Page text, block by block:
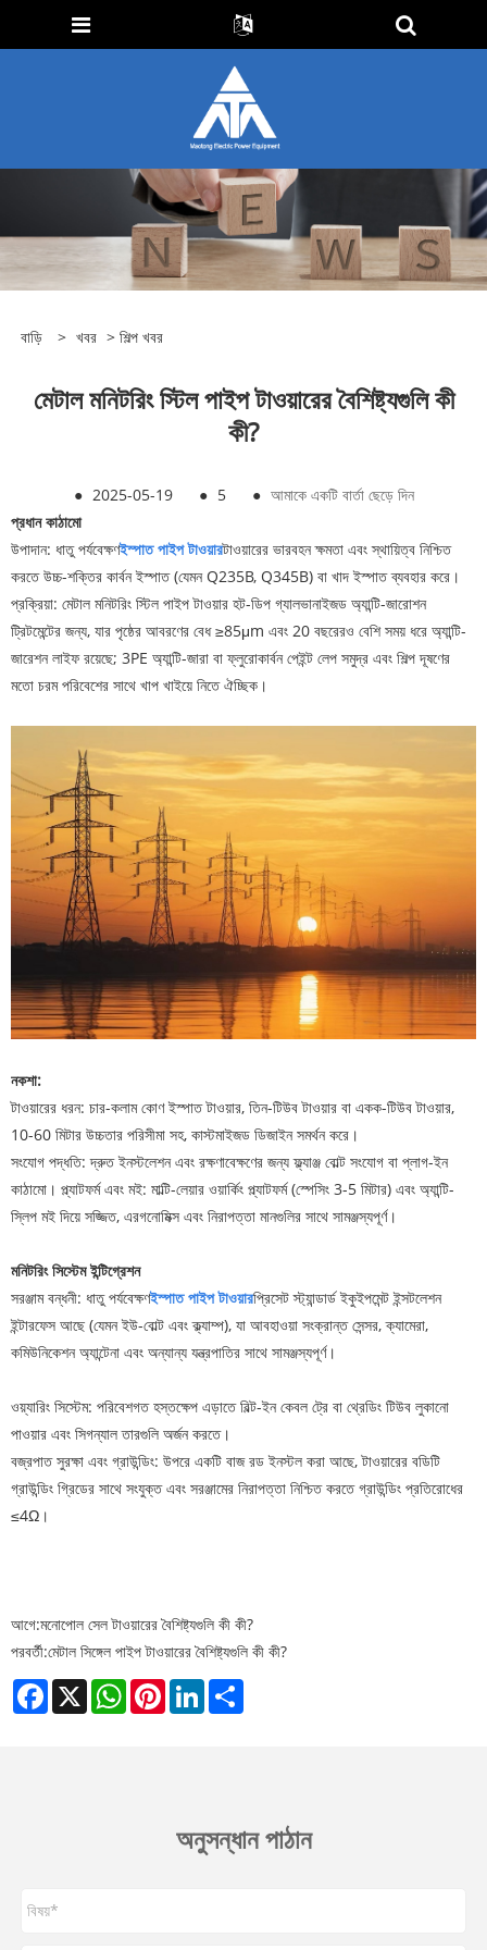
বাড়ি > খবর > শিল্প খবর
মেটাল মনিটরিং স্টিল পাইপ টাওয়ারের বৈশিষ্ট্যগুলি কী
কী?
● 2025-05-19 ● 5 ● আমাকে একটি বার্তা ছেড়ে দিন
প্রধান কাঠামো
উপাদান: ধাতু পর্যবেক্ষণইস্পাত পাইপ টাওয়ারটাওয়ারের ভারবহন ক্ষমতা এবং স্থায়িত্ব নিশ্চিত
করতে উচ্চ-শক্তির কার্বন ইস্পাত (যেমন Q235B, Q345B) বা খাদ ইস্পাত ব্যবহার করে।
প্রক্রিয়া: মেটাল মনিটরিং স্টিল পাইপ টাওয়ার হট-ডিপ গ্যালভানাইজড অ্যান্টি-জারোশন
ট্রিটমেন্টের জন্য, যার পৃষ্ঠের আবরণের বেধ ≥85μm এবং 20 বছরেরও বেশি সময় ধরে অ্যান্টি-
জারেশন লাইফ রয়েছে; 3PE অ্যান্টি-জারা বা ফ্লুরোকার্বন পেইন্ট লেপ সমুদ্র এবং শিল্প দূষণের
মতো চরম পরিবেশের সাথে খাপ খাইয়ে নিতে ঐচ্ছিক।
নকশা:
টাওয়ারের ধরন: চার-কলাম কোণ ইস্পাত টাওয়ার, তিন-টিউব টাওয়ার বা একক-টিউব টাওয়ার,
10-60 মিটার উচ্চতার পরিসীমা সহ, কাস্টমাইজড ডিজাইন সমর্থন করে।
সংযোগ পদ্ধতি: দ্রুত ইনস্টলেশন এবং রক্ষণাবেক্ষণের জন্য ফ্ল্যাঞ্জ বোল্ট সংযোগ বা প্লাগ-ইন
কাঠামো। প্ল্যাটফর্ম এবং মই: মাল্টি-লেয়ার ওয়ার্কিং প্ল্যাটফর্ম (স্পেসিং 3-5 মিটার) এবং অ্যান্টি-
স্লিপ মই দিয়ে সজ্জিত, এরগনোমিক্স এবং নিরাপত্তা মানগুলির সাথে সামঞ্জস্যপূর্ণ।
মনিটরিং সিস্টেম ইন্টিগ্রেশন
সরঞ্জাম বন্ধনী: ধাতু পর্যবেক্ষণইস্পাত পাইপ টাওয়ারপ্রিসেট স্ট্যান্ডার্ড ইকুইপমেন্ট ইন্সটলেশন
ইন্টারফেস আছে (যেমন ইউ-বোল্ট এবং ক্ল্যাম্প), যা আবহাওয়া সংক্রান্ত সেন্সর, ক্যামেরা,
কমিউনিকেশন অ্যান্টেনা এবং অন্যান্য যন্ত্রপাতির সাথে সামঞ্জস্যপূর্ণ।
ওয়্যারিং সিস্টেম: পরিবেশগত হস্তক্ষেপ এড়াতে বিল্ট-ইন কেবল ট্রে বা থ্রেডিং টিউব লুকানো
পাওয়ার এবং সিগন্যাল তারগুলি অর্জন করতে।
বজ্রপাত সুরক্ষা এবং গ্রাউন্ডিং: উপরে একটি বাজ রড ইনস্টল করা আছে, টাওয়ারের বডিটি
গ্রাউন্ডিং গ্রিডের সাথে সংযুক্ত এবং সরঞ্জামের নিরাপত্তা নিশ্চিত করতে গ্রাউন্ডিং প্রতিরোধের
≤4Ω।
আগে:মনোপোল সেল টাওয়ারের বৈশিষ্ট্যগুলি কী কী?
পরবর্তী:মেটাল সিঙ্গেল পাইপ টাওয়ারের বৈশিষ্ট্যগুলি কী কী?
Facebook
X WhatsAppPinterestLinkedIn
অনুসন্ধান পাঠান